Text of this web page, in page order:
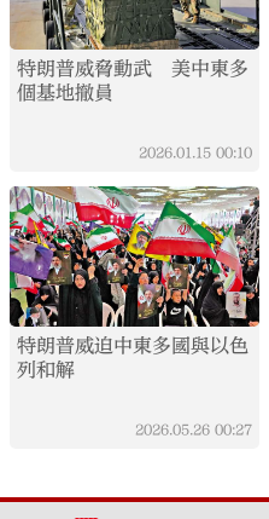
特朗普威脅動武 美中東多
個基地撤員
2026.01.15 00:10
特朗普威迫中東多國與以色
列和解
2026.05.26 00:27